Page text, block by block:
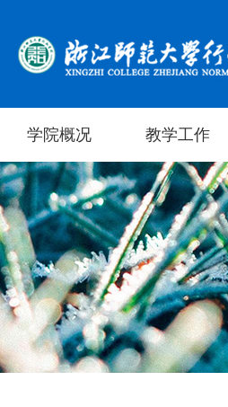
学院概况 教学工作